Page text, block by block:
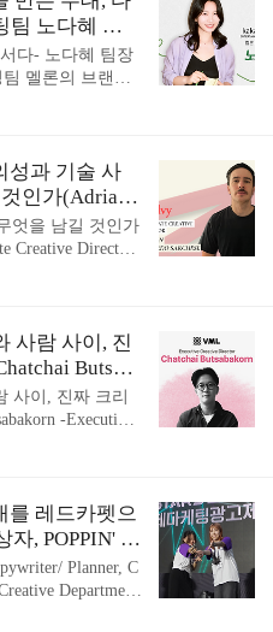
다. 예선과 본선
랑프리(Grand P
골드, 실버, 브론
올해의 그랑프리
부문과 공익
팀 노다혜 팀
다- 노다혜 팀장
멜론의 브랜드
, 한 사람의 창작
고자 하는 일반
국제마케팅광고
참여하게 된 것
상 속에 풀어내
기를 풀어나갈 예
경계를 넘나들며
사 시절에는 수
성과 기술 사
인가(Adrian
Creative Direct
엇을 남길 것인가
Creative Director
시에이트 크리에
Sarchese
동하며, 수많은
이끌어온 크리
& Rubicam
에서 경력을 쌓
서 전략부..
사람 사이, 진
Butsab
사이, 진짜 크리
-Executive
Thailand의 최고
Butsabak
브랜드까지 다양
을 넘나드는 크리
Group, Thai Hea
처럼 태국을 대
를 레드카펫으
, POPPIN' U
Planner, C
Department
Creative Planni